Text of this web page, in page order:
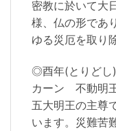
密教に於いて大
様、仏の形であ
ゆる災厄を取り
◎酉年(とりどし)
カーン 不動明
五大明王の主尊
います。災難苦